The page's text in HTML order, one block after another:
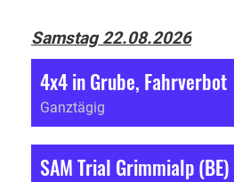
Samstag 22.08.2026
4x4 in Grube, Fahrverbot
Ganztägig
SAM Trial Grimmialp (BE)